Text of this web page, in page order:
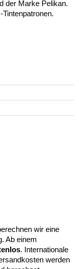
der Marke Pelikan.
wir eine
Ab einem
. Internationale
werden